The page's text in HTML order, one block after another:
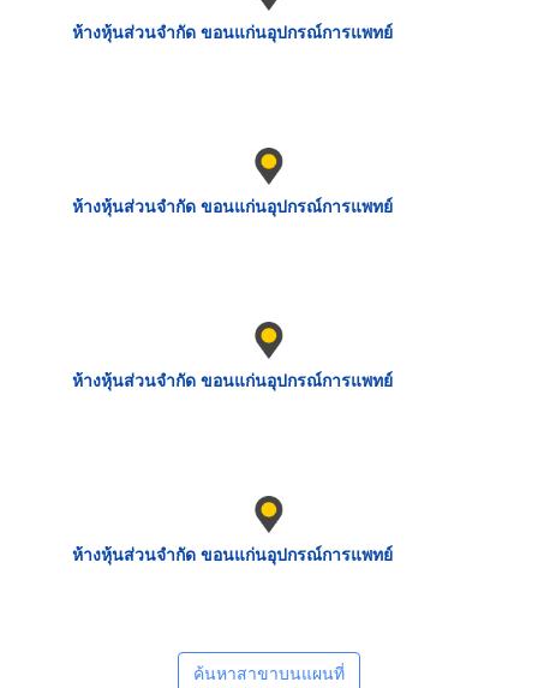
ห้างหุ้นส่วนจำกัด ขอนแก่นอุปกรณ์การแพทย์
ห้างหุ้นส่วนจำกัด ขอนแก่นอุปกรณ์การแพทย์
ห้างหุ้นส่วนจำกัด ขอนแก่นอุปกรณ์การแพทย์
ห้างหุ้นส่วนจำกัด ขอนแก่นอุปกรณ์การแพทย์
ค้นหาสาขาบนแผนที่